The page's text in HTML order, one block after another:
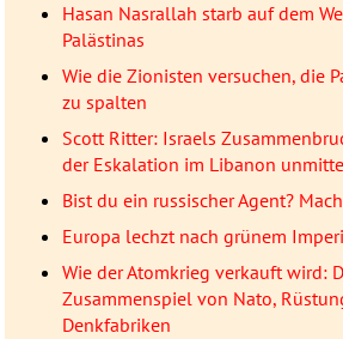
Hasan Nasrallah starb auf dem
Palästinas
Wie die Zionisten versuchen, die
zu spalten
Scott Ritter: Israels
der Eskalation im Libanon
Bist du ein russischer Agent?
Europa lechzt nach grünem
Wie der Atomkrieg verkauft wird:
Zusammenspiel von Nato,
Denkfabriken